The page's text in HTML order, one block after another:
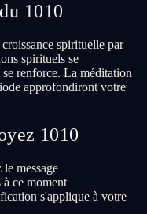
1010
spirituelle par
spirituels se
renforce. La méditation
approfondiront votre
1010
le message
à ce moment
s'applique à votre